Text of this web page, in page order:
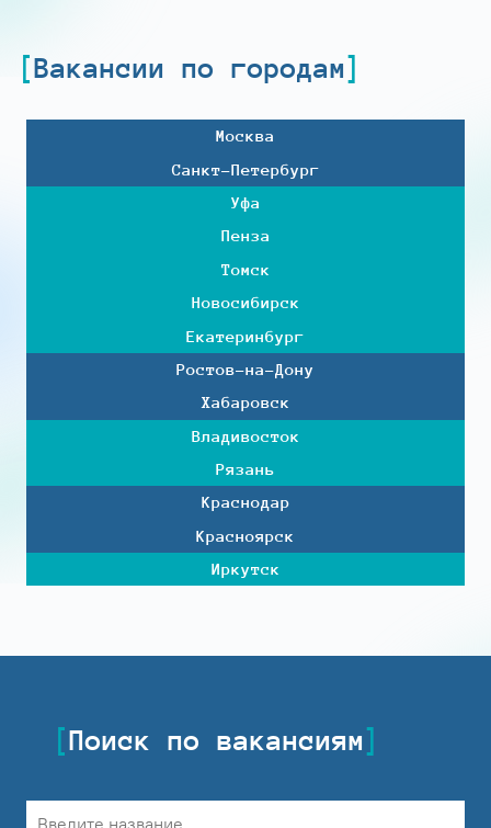
Вакансии по городам
Москва
Санкт-Петербург
Уфа
Пенза
Томск
Новосибирск
Екатеринбург
Ростов-на-Дону
Хабаровск
Владивосток
Рязань
Краснодар
Красноярск
Иркутск
Поиск по вакансиям